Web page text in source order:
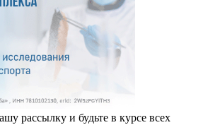
рассылку и будьте в курсе всех